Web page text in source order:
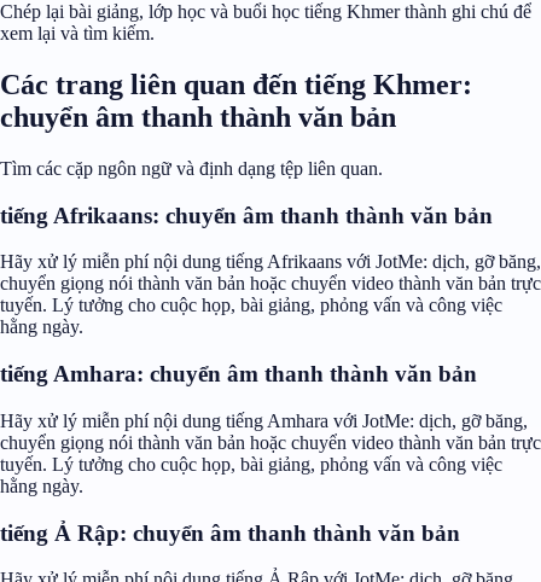
Chép lại bài giảng, lớp học và buổi học tiếng Khmer thành ghi chú để
xem lại và tìm kiếm.
Các trang liên quan đến tiếng Khmer:
chuyển âm thanh thành văn bản
Tìm các cặp ngôn ngữ và định dạng tệp liên quan.
tiếng Afrikaans: chuyển âm thanh thành văn bản
Hãy xử lý miễn phí nội dung tiếng Afrikaans với JotMe: dịch, gỡ băng,
chuyển giọng nói thành văn bản hoặc chuyển video thành văn bản trực
tuyến. Lý tưởng cho cuộc họp, bài giảng, phỏng vấn và công việc
hằng ngày.
tiếng Amhara: chuyển âm thanh thành văn bản
Hãy xử lý miễn phí nội dung tiếng Amhara với JotMe: dịch, gỡ băng,
chuyển giọng nói thành văn bản hoặc chuyển video thành văn bản trực
tuyến. Lý tưởng cho cuộc họp, bài giảng, phỏng vấn và công việc
hằng ngày.
tiếng Ả Rập: chuyển âm thanh thành văn bản